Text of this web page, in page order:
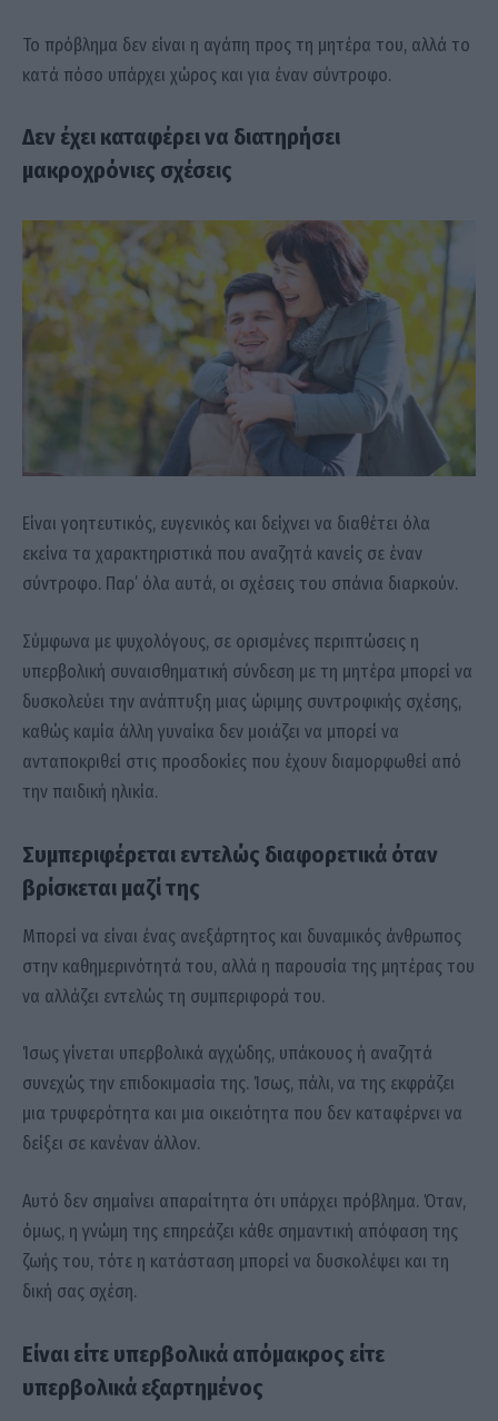
Το πρόβλημα δεν είναι η αγάπη προς τη μητέρα του, αλλά το
κατά πόσο υπάρχει χώρος και για έναν σύντροφο.
Δεν έχει καταφέρει να διατηρήσει
μακροχρόνιες σχέσεις
Είναι γοητευτικός, ευγενικός και δείχνει να διαθέτει όλα
εκείνα τα χαρακτηριστικά που αναζητά κανείς σε έναν
σύντροφο. Παρ’ όλα αυτά, οι σχέσεις του σπάνια διαρκούν.
Σύμφωνα με ψυχολόγους, σε ορισμένες περιπτώσεις η
υπερβολική συναισθηματική σύνδεση με τη μητέρα μπορεί να
δυσκολεύει την ανάπτυξη μιας ώριμης συντροφικής σχέσης,
καθώς καμία άλλη γυναίκα δεν μοιάζει να μπορεί να
ανταποκριθεί στις προσδοκίες που έχουν διαμορφωθεί από
την παιδική ηλικία.
Συμπεριφέρεται εντελώς διαφορετικά όταν
βρίσκεται μαζί της
Μπορεί να είναι ένας ανεξάρτητος και δυναμικός άνθρωπος
στην καθημερινότητά του, αλλά η παρουσία της μητέρας του
να αλλάζει εντελώς τη συμπεριφορά του.
Ίσως γίνεται υπερβολικά αγχώδης, υπάκουος ή αναζητά
συνεχώς την επιδοκιμασία της. Ίσως, πάλι, να της εκφράζει
μια τρυφερότητα και μια οικειότητα που δεν καταφέρνει να
δείξει σε κανέναν άλλον.
Αυτό δεν σημαίνει απαραίτητα ότι υπάρχει πρόβλημα. Όταν,
όμως, η γνώμη της επηρεάζει κάθε σημαντική απόφαση της
ζωής του, τότε η κατάσταση μπορεί να δυσκολέψει και τη
δική σας σχέση.
Είναι είτε υπερβολικά απόμακρος είτε
υπερβολικά εξαρτημένος